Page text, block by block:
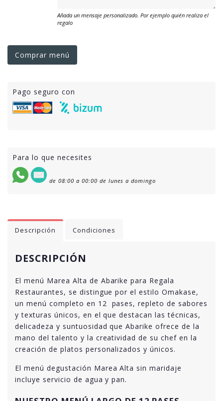
Añada un mensaje personalizado. Por ejemplo quién realiza el
regalo
Comprar menú
Pago seguro con
Para lo que necesites
de 08:00 a 00:00 de lunes a domingo
Descripción Condiciones
DESCRIPCIÓN
El menú Marea Alta de Abarike para Regala
Restaurantes, se distingue por el estilo Omakase,
un menú completo en 12 pases, repleto de sabores
y texturas únicos, en el que destacan las técnicas,
delicadeza y suntuosidad que Abarike ofrece de la
mano del talento y la creatividad de su chef en la
creación de platos personalizados y únicos.
El menú degustación Marea Alta sin maridaje
incluye servicio de agua y pan.